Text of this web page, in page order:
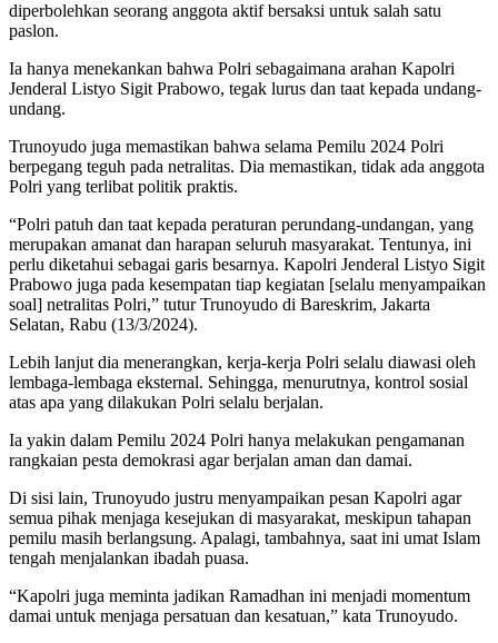
diperbolehkan seorang anggota aktif bersaksi untuk salah satu
paslon.
Ia hanya menekankan bahwa Polri sebagaimana arahan Kapolri
Jenderal Listyo Sigit Prabowo, tegak lurus dan taat kepada undang-
undang.
Trunoyudo juga memastikan bahwa selama Pemilu 2024 Polri
berpegang teguh pada netralitas. Dia memastikan, tidak ada anggota
Polri yang terlibat politik praktis.
“Polri patuh dan taat kepada peraturan perundang-undangan, yang
merupakan amanat dan harapan seluruh masyarakat. Tentunya, ini
perlu diketahui sebagai garis besarnya. Kapolri Jenderal Listyo Sigit
Prabowo juga pada kesempatan tiap kegiatan [selalu menyampaikan
soal] netralitas Polri,” tutur Trunoyudo di Bareskrim, Jakarta
Selatan, Rabu (13/3/2024).
Lebih lanjut dia menerangkan, kerja-kerja Polri selalu diawasi oleh
lembaga-lembaga eksternal. Sehingga, menurutnya, kontrol sosial
atas apa yang dilakukan Polri selalu berjalan.
Ia yakin dalam Pemilu 2024 Polri hanya melakukan pengamanan
rangkaian pesta demokrasi agar berjalan aman dan damai.
Di sisi lain, Trunoyudo justru menyampaikan pesan Kapolri agar
semua pihak menjaga kesejukan di masyarakat, meskipun tahapan
pemilu masih berlangsung. Apalagi, tambahnya, saat ini umat Islam
tengah menjalankan ibadah puasa.
“Kapolri juga meminta jadikan Ramadhan ini menjadi momentum
damai untuk menjaga persatuan dan kesatuan,” kata Trunoyudo.